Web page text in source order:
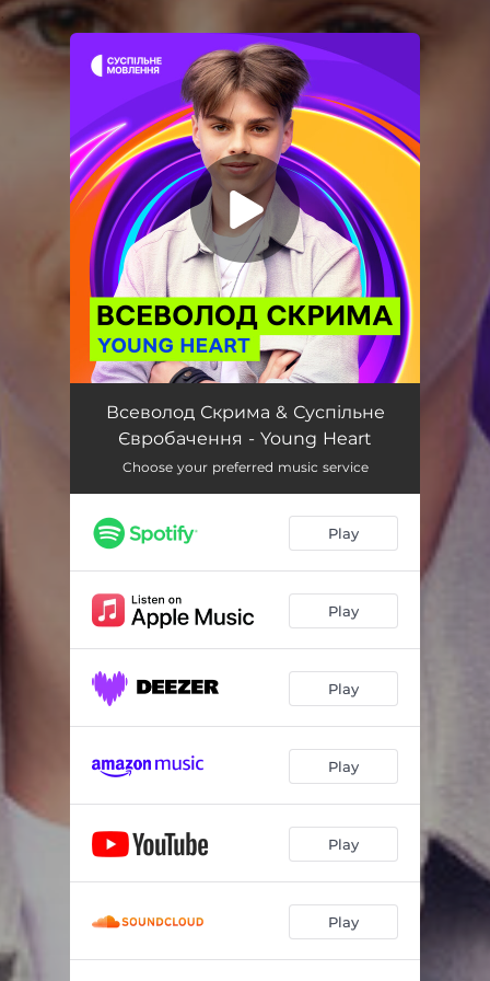
You're all set!
Young Heart 03:00
Всеволод Скрима & Суспільне
Євробачення - Young Heart
Choose your preferred music service
Play
Play
Play
Play
Play
Play
.